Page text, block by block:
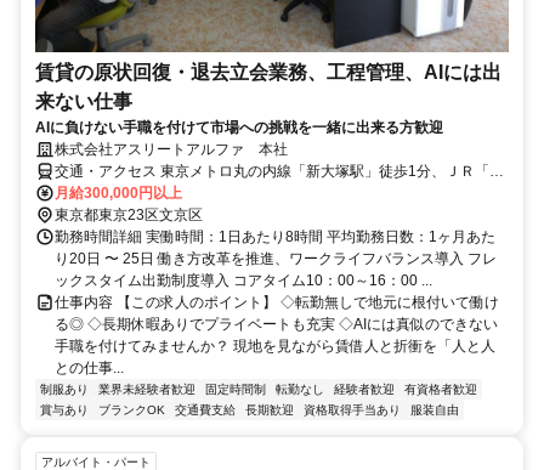
賃貸の原状回復・退去立会業務、工程管理、AIには出
来ない仕事
AIに負けない手職を付けて市場への挑戦を一緒に出来る方歓迎
株式会社アスリートアルファ 本社
交通・アクセス 東京メトロ丸の内線「新大塚駅」徒歩1分、ＪＲ「大
塚駅」徒歩9分
月給300,000円以上
東京都東京23区文京区
勤務時間詳細 実働時間：1日あたり8時間 平均勤務日数：1ヶ月あた
り20日 〜 25日 働き方改革を推進、ワークライフバランス導入 フレ
ックスタイム出勤制度導入 コアタイム10：00～16：00 ...
仕事内容 【この求人のポイント】 ◇転勤無しで地元に根付いて働け
る◎ ◇長期休暇ありでプライベートも充実 ◇AIには真似のできない
手職を付けてみませんか？ 現地を見ながら賃借人と折衝を「人と人
との仕事...
制服あり 業界未経験者歓迎 固定時間制 転勤なし 経験者歓迎
有資格者歓迎
賞与あり
ブランクOK 交通費支給 長期歓迎 資格取得手当あり 服装自由
アルバイト・パート